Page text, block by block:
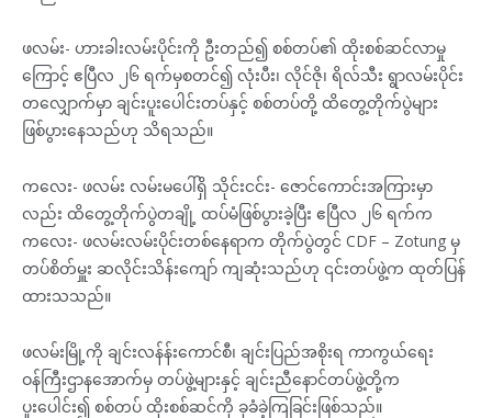
ဖလမ်း- ဟားခါးလမ်းပိုင်းကို ဦးတည်၍ စစ်တပ်၏ ထိုးစစ်ဆင်လာမှု
ကြောင့် ဧပြီလ ၂၆ ရက်မှစတင်၍ လုံးပီး၊ လိုင်ဇို၊ ရိလ်သီး ရွာလမ်းပိုင်း
တလျှောက်မှာ ချင်းပူးပေါင်းတပ်နှင့် စစ်တပ်တို့ ထိတွေ့တိုက်ပွဲများ
ဖြစ်ပွားနေသည်ဟု သိရသည်။
ကလေး- ဖလမ်း လမ်းမပေါ်ရှိ သိုင်းငင်း- ဇောင်ကောင်းအကြားမှာ
လည်း ထိတွေ့တိုက်ပွဲတချို့ ထပ်မံဖြစ်ပွားခဲ့ပြီး ဧပြီလ ၂၆ ရက်က
ကလေး- ဖလမ်းလမ်းပိုင်းတစ်နေရာက တိုက်ပွဲတွင် CDF – Zotung မှ
တပ်စိတ်မှူး ဆလိုင်းသိန်းကျော် ကျဆုံးသည်ဟု ၎င်းတပ်ဖွဲ့က ထုတ်ပြန်
ထားသသည်။
ဖလမ်းမြို့ကို ချင်းလန်န်းကောင်စီ၊ ချင်းပြည်အစိုးရ ကာကွယ်ရေး
ဝန်ကြီးဌာနအောက်မှ တပ်ဖွဲ့များနှင့် ချင်းညီနောင်တပ်ဖွဲ့တို့က
ပူးပေါင်း၍ စစ်တပ် ထိုးစစ်ဆင်ကို ခုခံခဲ့ကြခြင်းဖြစ်သည်။